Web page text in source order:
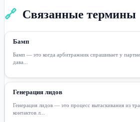
🔗 Связанные термины
Бамп
Бамп — это когда арбитражник спрашивает у
дава...
Генерация лидов
Генерация лидов — это процесс вытаскивания из
контактов л...